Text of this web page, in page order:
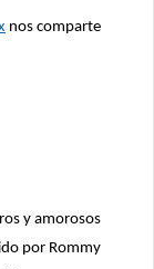
nos comparte
y amorosos
por Rommy